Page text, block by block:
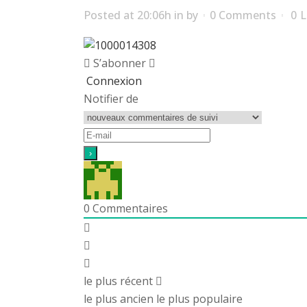
Posted at 20:06h in by 0 Comments 0
S’abonner
Connexion
Notifier de
0 Commentaires
le plus récent
le plus ancien le plus populaire